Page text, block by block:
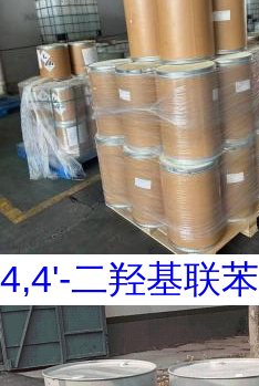
4,4'-二羟基联苯